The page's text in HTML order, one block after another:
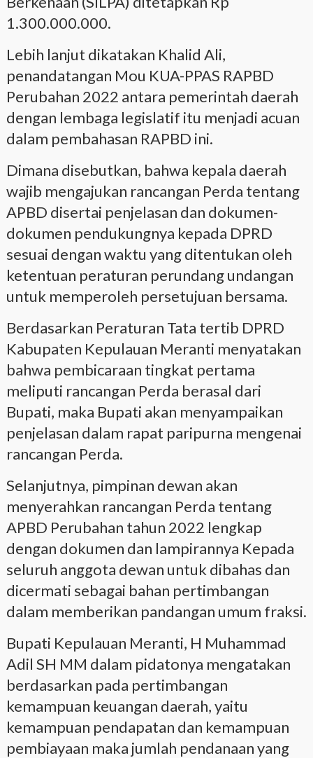
1.300.000.000.
Lebih lanjut dikatakan Khalid Ali,
penandatangan Mou KUA-PPAS RAPBD
Perubahan 2022 antara pemerintah daerah
dengan lembaga legislatif itu menjadi acuan
dalam pembahasan RAPBD ini.
Dimana disebutkan, bahwa kepala daerah
wajib mengajukan rancangan Perda tentang
APBD disertai penjelasan dan dokumen-
dokumen pendukungnya kepada DPRD
sesuai dengan waktu yang ditentukan oleh
ketentuan peraturan perundang undangan
untuk memperoleh persetujuan bersama.
Berdasarkan Peraturan Tata tertib DPRD
Kabupaten Kepulauan Meranti menyatakan
bahwa pembicaraan tingkat pertama
meliputi rancangan Perda berasal dari
Bupati, maka Bupati akan menyampaikan
penjelasan dalam rapat paripurna mengenai
rancangan Perda.
Selanjutnya, pimpinan dewan akan
menyerahkan rancangan Perda tentang
APBD Perubahan tahun 2022 lengkap
dengan dokumen dan lampirannya Kepada
seluruh anggota dewan untuk dibahas dan
dicermati sebagai bahan pertimbangan
dalam memberikan pandangan umum fraksi.
Bupati Kepulauan Meranti, H Muhammad
Adil SH MM dalam pidatonya mengatakan
berdasarkan pada pertimbangan
kemampuan keuangan daerah, yaitu
kemampuan pendapatan dan kemampuan
pembiayaan maka jumlah pendanaan yang